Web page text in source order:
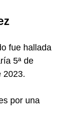
fue hallada
5ª de
2023.
por una